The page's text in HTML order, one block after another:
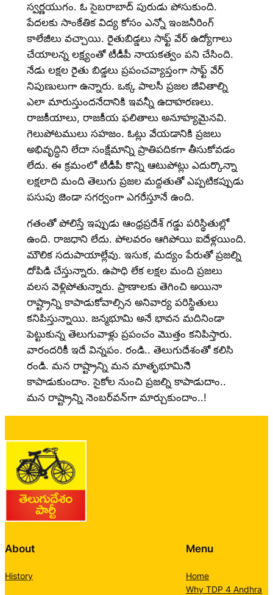
స్వర్ణయుగం. ఓ సైబరాబాద్ పురుడు పోసుకుంది.
పేదలకు సాంకేతిక విద్య కోసం ఎన్నో ఇంజనీరింగ్
కాలేజీలు వచ్చాయి. రైతుబిడ్డలు సాఫ్ట్ వేర్ ఉద్యోగాలు
చేయాలన్న లక్ష్యంతో టీడీపీ నాయకత్వం పని చేసింది.
నేడు లక్షల రైతు బిడ్డలు ప్రపంచవ్యాప్తంగా సాఫ్ట్ వేర్
నిపుణులుగా ఉన్నారు. ఒక్క పాలసీ ప్రజల జీవితాల్ని
ఎలా మారుస్తుందనేదానికి ఇవన్నీ ఉదాహరణలు.
రాజకీయాలు, రాజకీయ ఫలితాలు అనూహ్యమైనవి.
గెలుపోటములు సహజం. ఓట్లు వేయడానికి ప్రజలు
అభివృద్ధిని లేదా సంక్షేమాన్ని ప్రాతిపదికగా తీసుకోవడం
లేదు. ఈ క్రమంలో టీడీపీ కొన్ని ఆటుపోట్లు ఎదుర్కొన్నా
లక్షలాది మంది తెలుగు ప్రజల మద్దతుతో ఎప్పటికప్పుడు
పసుపు జెండా సగర్వంగా ఎగరేస్తూనే ఉంది.
గతంతో పోలిస్తే ఇప్పుడు ఆంధ్రప్రదేశ్ గడ్డు పరిస్థితుల్లో
ఉంది. రాజధాని లేదు. పోలవరం ఆగిపోయి ఐదేళ్లయింది.
మౌలిక సదుపాయాల్లేవు. ఇసుక, మద్యం పేరుతో ప్రజల్ని
దోపిడి చేస్తున్నారు. ఉపాధి లేక లక్షల మంది ప్రజలు
వలస వెళ్లిపోతున్నారు. ప్రాణాలకు తెగించి అయినా
రాష్ట్రాన్ని కాపాడుకోవాల్సిన అనివార్య పరిస్థితులు
కనిపిస్తున్నాయి. జన్మభూమి అనే భావన మదినిండా
పెట్టుకున్న తెలుగువాళ్లు ప్రపంచం మొత్తం కనిపిస్తారు.
వారందరికీ ఇదే విన్నపం. రండి.. తెలుగుదేశంతో కలిసి
రండి. మన రాష్ట్రాన్ని మన మాతృభూమినిి
కాపాడుకుందాం. సైకోల నుంచి ప్రజల్ని కాపాడుదాం..
మన రాష్ట్రాన్ని నెంబర్‌వన్‌గా మార్చుకుందాం..!
About
History
Menu
Home
Why TDP 4 Andhra